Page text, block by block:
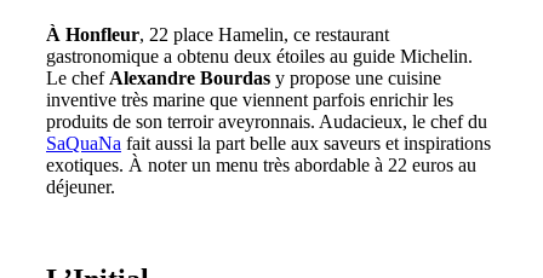
À Honfleur, 22 place Hamelin, ce restaurant
gastronomique a obtenu deux étoiles au guide Michelin.
Le chef Alexandre Bourdas y propose une cuisine
inventive très marine que viennent parfois enrichir les
produits de son terroir aveyronnais. Audacieux, le chef du
SaQuaNa fait aussi la part belle aux saveurs et inspirations
exotiques. À noter un menu très abordable à 22 euros au
déjeuner.